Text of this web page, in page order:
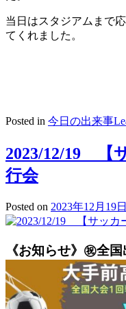
当日はスタジアムまで
てくれました。
Posted in 今日の出来事
2023/12/19 【
行会
Posted on 2023年12月19日
《お知らせ》㊗全